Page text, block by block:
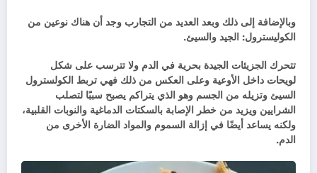
وبالإضافة إلى ذلك وبعد العديد من التجارب وجد أن هناك نوعين من
الكوليسترول: الجيد والسيئ.
تتحرك الجزيئات الجيدة بحرية في الدم ولا تترسب على شكل
لويحات داخل الأوعية وعلى العكس من ذلك فهي تربط الكولسترول
السيئ وتزيله من الجسم وهو الذي يتراكم يصبح سببًا لتصلب
الشرايين ويزيد من خطر الإصابة بالسكتات الدماغية والنوبات القلبية،
ولكنه يساعد أيضًا في إزالة السموم والمواد الضارة الأخرى من
الدم.